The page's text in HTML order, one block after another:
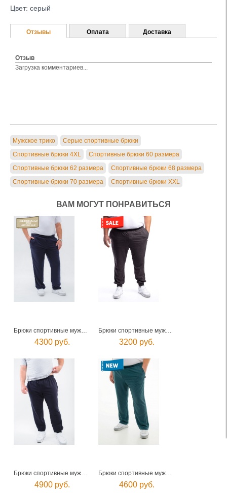
Цвет: серый
Отзывы
Отзыв
Загрузка комментариев...
Оплата Доставка
Мужское трико
Серые спортивные брюки
Спортивные брюки 4XL
Спортивные брюки 60 размера
Спортивные брюки 62 размера
Спортивные брюки 68 размера
Спортивные брюки 70 размера
Спортивные брюки XXL
ВАМ МОГУТ ПОНРАВИТЬСЯ
Брюки спортивные мужские
4300 руб.
Брюки спортивные мужские
3200 руб.
Брюки спортивные мужские
4900 руб.
Брюки спортивные мужские
4600 руб.